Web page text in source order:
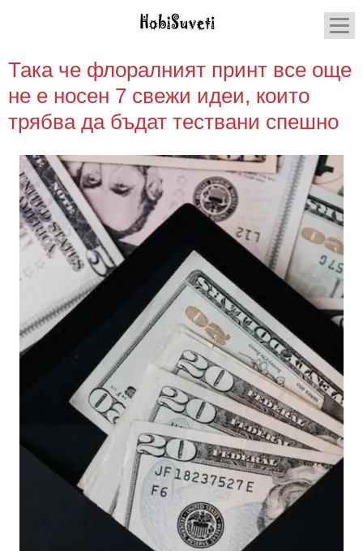
Така че флоралният принт все още
не е носен 7 свежи идеи, които
трябва да бъдат тествани спешно